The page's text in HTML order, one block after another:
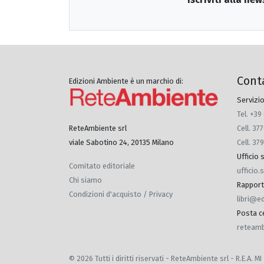
Edizioni Ambiente è un marchio di:
ReteAmbiente srl
viale Sabotino 24, 20135 Milano
Comitato editoriale
Chi siamo
Condizioni d'acquisto / Privacy
Tel.
Cell.
Cell.
Ufficio
Posta
© 2026 Tutti i diritti riservati - ReteAmbiente srl - R.E.A.